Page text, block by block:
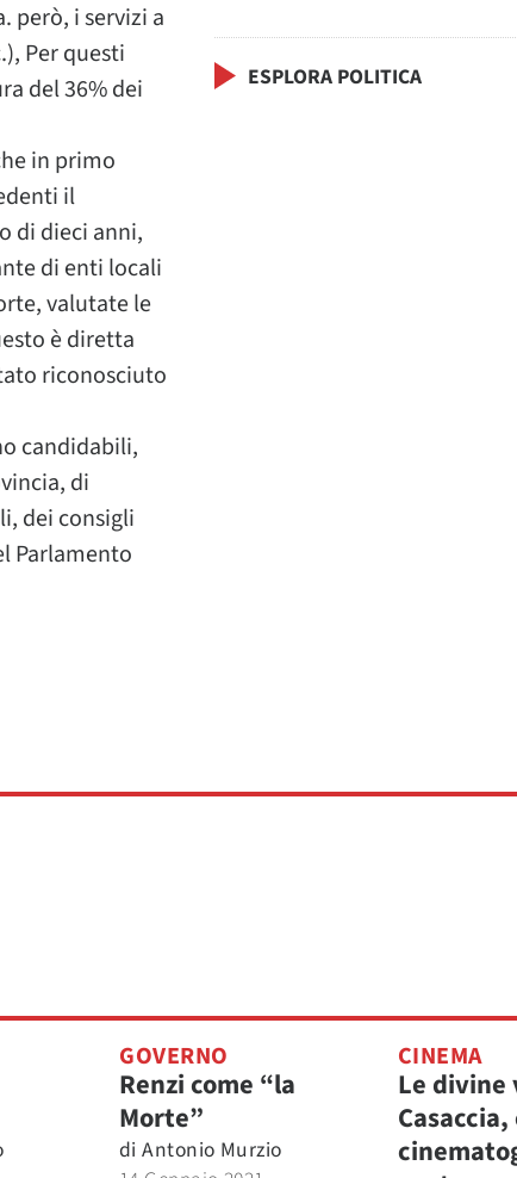
però, i servizi a
Per questi
del 36% dei
in primo
il
di dieci anni,
di enti locali
valutate le
è diretta
riconosciuto
candidabili,
di
dei consigli
Parlamento
ESPLORA POLITICA
GOVERNO
Renzi come “la
Morte”
di Antonio Murzio
CINEMA
Le divine